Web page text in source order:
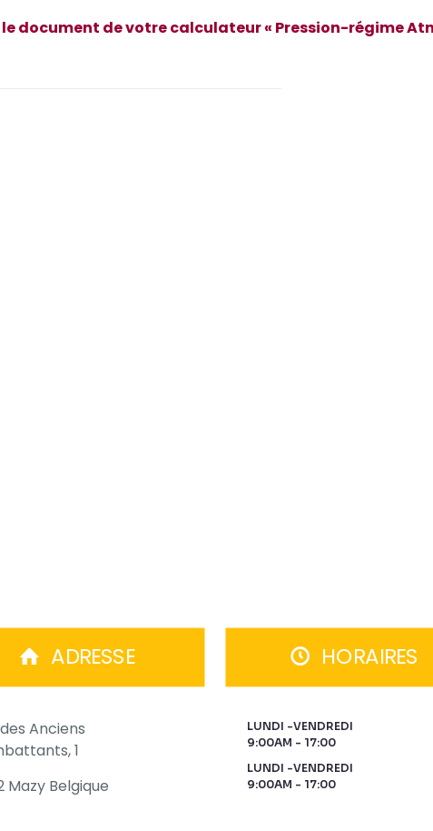
document de votre calculateur « Pression-régime
ADRESSE
Anciens
1
Mazy Belgique
HORAIRES
LUNDI -VENDREDI
9:00AM - 17:00
LUNDI -VENDREDI
9:00AM - 17:00